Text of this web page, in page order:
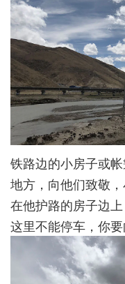
铁路边的小房子或
地方，向他们致敬
在他护路的房子边
这里不能停车，你要